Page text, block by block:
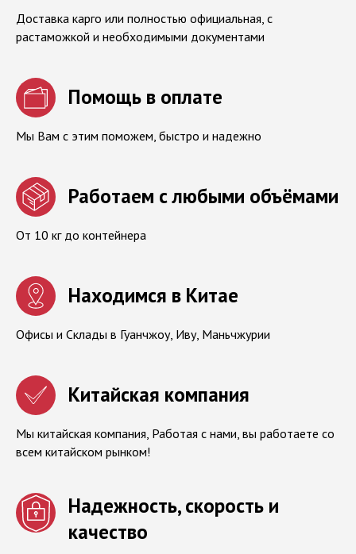
Доставка карго или полностью официальная, с
растаможкой и необходимыми документами
Помощь в оплате
Мы Вам с этим поможем, быстро и надежно
Работаем с любыми объёмами
От 10 кг до контейнера
Находимся в Китае
Офисы и Cклады в Гуанчжоу, Иву, Маньчжурии
Китайская компания
Мы китайская компания, Работая с нами, вы работаете со
всем китайском рынком!
Надежность, скорость и
качество